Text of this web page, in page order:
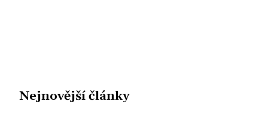
Nejnovější články